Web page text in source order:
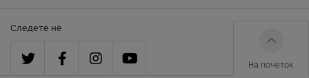
Следете нè
На почеток